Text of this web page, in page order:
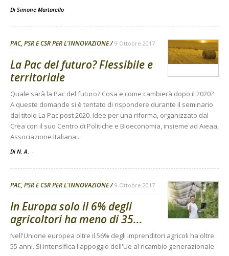
Di Simone Martarello
PAC, PSR E CSR PER L'INNOVAZIONE 9 Ottobre 2017
La Pac del futuro? Flessibile e
territoriale
Quale sarà la Pac del futuro? Cosa e come cambierà dopo il 2020?
A queste domande si è tentato di rispondere durante il seminario
dal titolo La Pac post 2020. Idee per una riforma, organizzato dal
Crea con il suo Centro di Politiche e Bioeconomia, insieme ad Aieaa,
Associazione Italiana...
Di N. A. -
PAC, PSR E CSR PER L'INNOVAZIONE 9 Ottobre 2017
In Europa solo il 6% degli
agricoltori ha meno di 35...
Nell'Unione europea oltre il 56% degli imprenditori agricoli ha oltre
55 anni. Si intensifica l'appoggio dell'Ue al ricambio generazionale